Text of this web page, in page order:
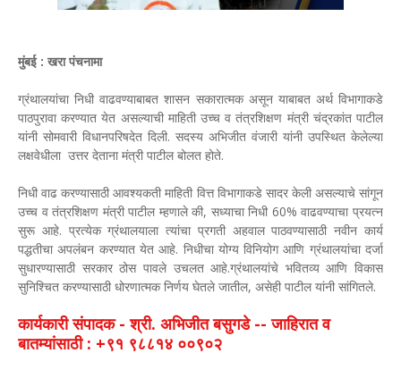
मुंबई : खरा पंचनामा
ग्रंथालयांचा निधी वाढवण्याबाबत शासन सकारात्मक असून याबाबत अर्थ विभागाकडे
पाठपुरावा करण्यात येत असल्याची माहिती उच्च व तंत्रशिक्षण मंत्री चंद्रकांत पाटील
यांनी सोमवारी विधानपरिषदेत दिली. सदस्य अभिजीत वंजारी यांनी उपस्थित केलेल्या
लक्षवेधीला उत्तर देताना मंत्री पाटील बोलत होते.
निधी वाढ करण्यासाठी आवश्यकती माहिती वित्त विभागाकडे सादर केली असल्याचे सांगून
उच्च व तंत्रशिक्षण मंत्री पाटील म्हणाले की, सध्याचा निधी 60% वाढवण्याचा प्रयत्न
सुरू आहे. प्रत्येक ग्रंथालयाला त्यांचा प्रगती अहवाल पाठवण्यासाठी नवीन कार्य
पद्धतीचा अपलंबन करण्यात येत आहे. निधीचा योग्य विनियोग आणि ग्रंथालयांचा दर्जा
सुधारण्यासाठी सरकार ठोस पावले उचलत आहे.ग्रंथालयांचे भवितव्य आणि विकास
सुनिश्चित करण्यासाठी धोरणात्मक निर्णय घेतले जातील, असेही पाटील यांनी सांगितले.
कार्यकारी संपादक - श्री. अभिजीत बसुगडे -- जाहिरात व
बातम्यांसाठी : +९१ ९८८१४ ००९०२